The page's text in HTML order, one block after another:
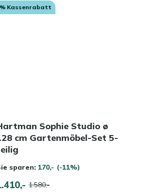
Kassenrabatt
Sophie Studio ø
cm Gartenmöbel-Set 5-
sparen: 170,- (-11%)
1.580,-